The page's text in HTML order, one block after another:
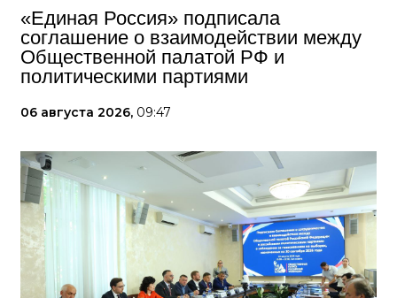
«Единая Россия» подписала
соглашение о взаимодействии между
Общественной палатой РФ и
политическими партиями
06 августа 2026, 09:47